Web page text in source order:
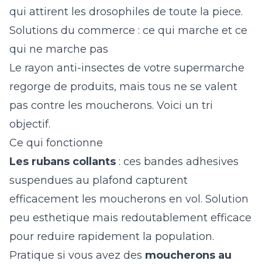
qui attirent les drosophiles de toute la piece.
Solutions du commerce : ce qui marche et ce
qui ne marche pas
Le rayon anti-insectes de votre supermarche
regorge de produits, mais tous ne se valent
pas contre les moucherons. Voici un tri
objectif.
Ce qui fonctionne
Les rubans collants : ces bandes adhesives
suspendues au plafond capturent
efficacement les moucherons en vol. Solution
peu esthetique mais redoutablement efficace
pour reduire rapidement la population.
Pratique si vous avez des moucherons au